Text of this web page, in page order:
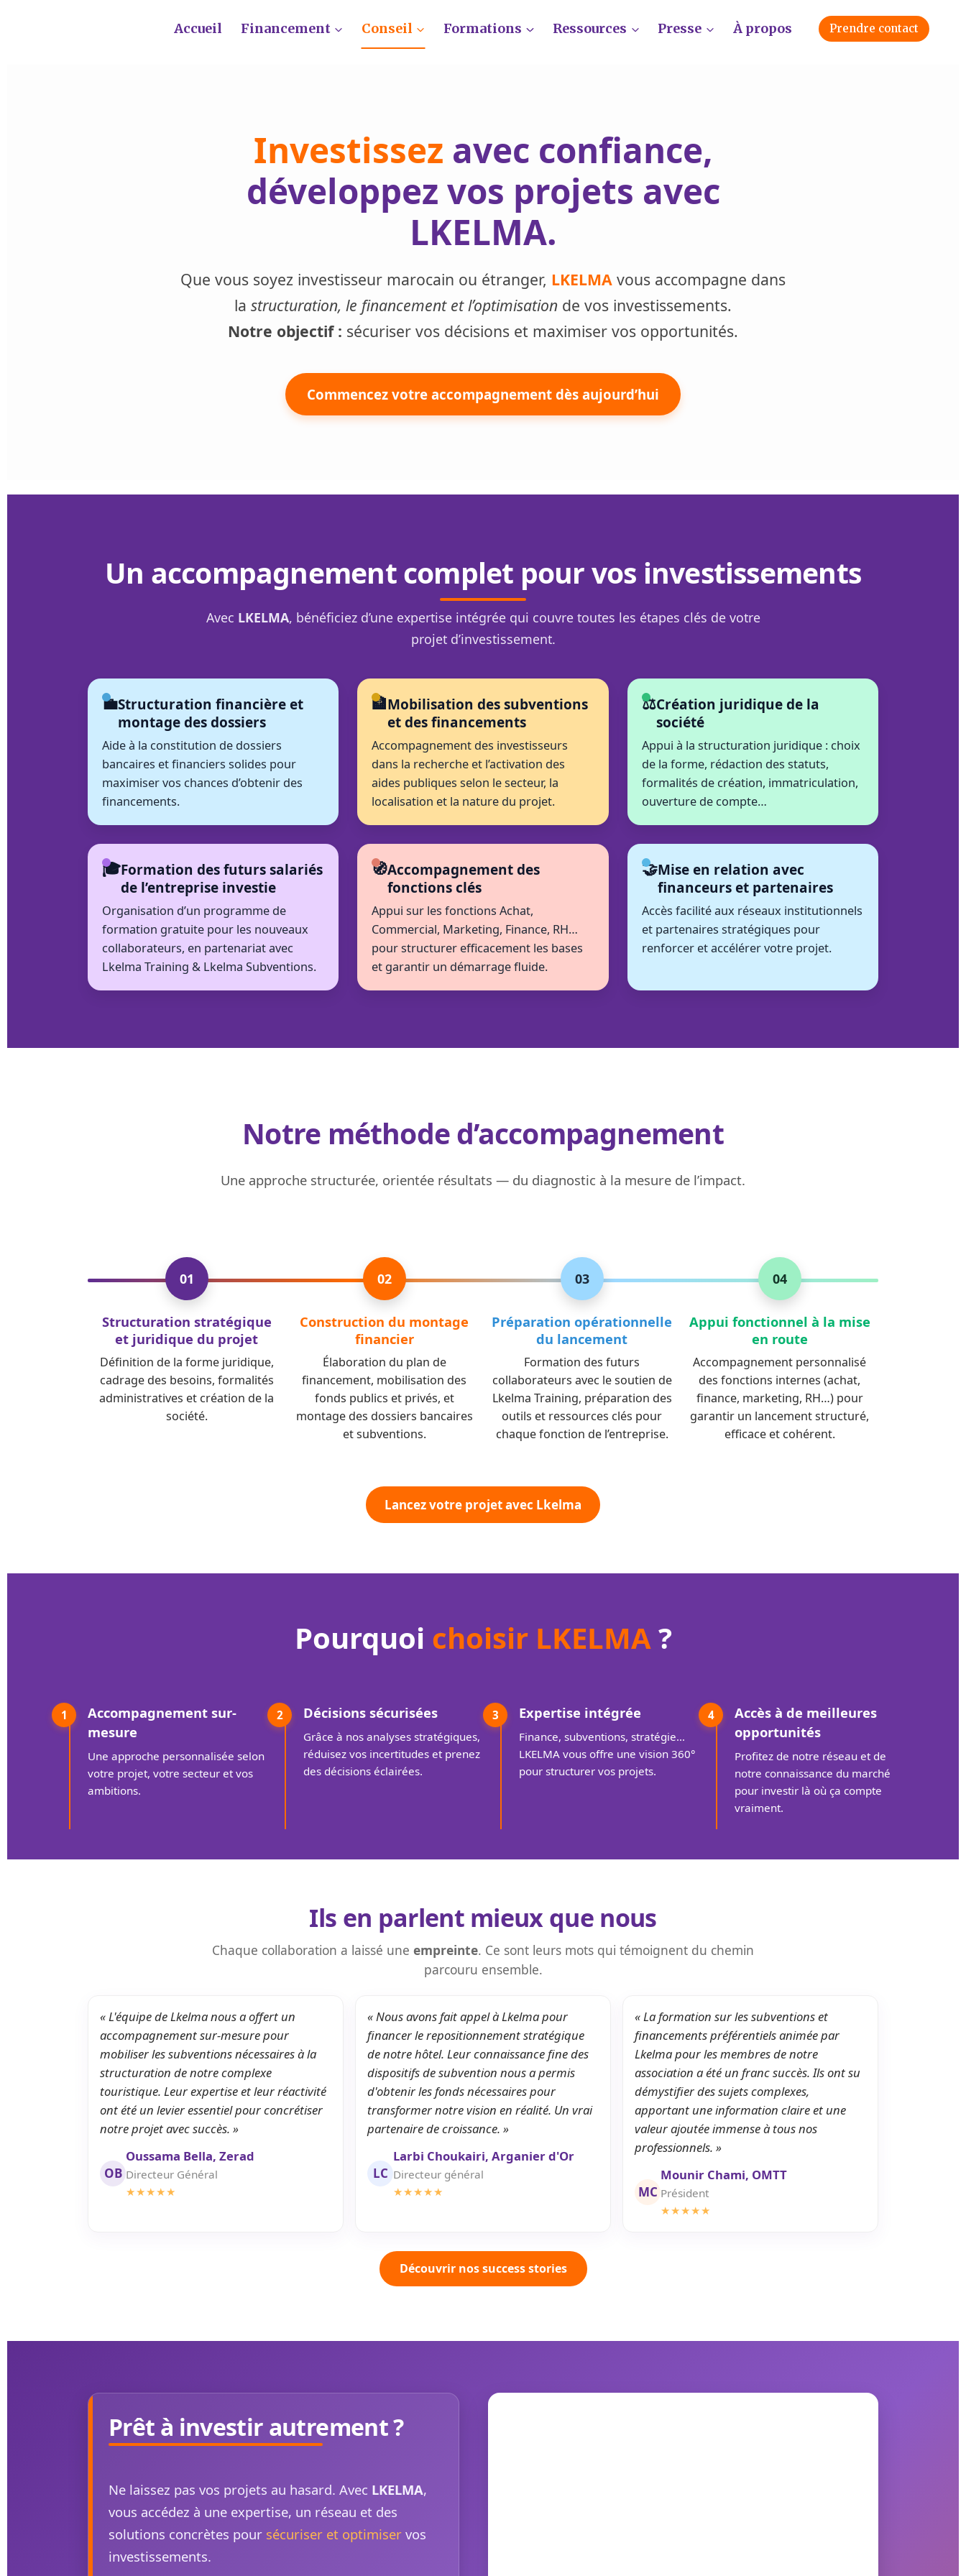
Accueil Financement Conseil Formations Ressources Presse À propos Prendre contact
Investissez avec confiance,
développez vos projets avec
LKELMA.
Que vous soyez investisseur marocain ou étranger, LKELMA vous accompagne dans
la structuration, le financement et l’optimisation de vos investissements.
Notre objectif : sécuriser vos décisions et maximiser vos opportunités.
Commencez votre accompagnement dès aujourd’hui
Un accompagnement complet pour vos investissements
Avec LKELMA, bénéficiez d’une expertise intégrée qui couvre toutes les étapes clés de votre
projet d’investissement.
💼Structuration financière et
montage des dossiers
Aide à la constitution de dossiers
bancaires et financiers solides pour
maximiser vos chances d’obtenir des
financements.
🏦Mobilisation des subventions
et des financements
Accompagnement des investisseurs
dans la recherche et l’activation des
aides publiques selon le secteur, la
localisation et la nature du projet.
⚖️Création juridique de la
société
Appui à la structuration juridique : choix
de la forme, rédaction des statuts,
formalités de création, immatriculation,
ouverture de compte…
🎓Formation des futurs salariés
de l’entreprise investie
Organisation d’un programme de
formation gratuite pour les nouveaux
collaborateurs, en partenariat avec
Lkelma Training & Lkelma Subventions.
🧭Accompagnement des
fonctions clés
Appui sur les fonctions Achat,
Commercial, Marketing, Finance, RH…
pour structurer efficacement les bases
et garantir un démarrage fluide.
🤝Mise en relation avec
financeurs et partenaires
Accès facilité aux réseaux institutionnels
et partenaires stratégiques pour
renforcer et accélérer votre projet.
Notre méthode d’accompagnement
Une approche structurée, orientée résultats — du diagnostic à la mesure de l’impact.
01
Structuration stratégique
et juridique du projet
Définition de la forme juridique,
cadrage des besoins, formalités
administratives et création de la
société.
02
Construction du montage
financier
Élaboration du plan de
financement, mobilisation des
fonds publics et privés, et
montage des dossiers bancaires
et subventions.
03
Préparation opérationnelle
du lancement
Formation des futurs
collaborateurs avec le soutien de
Lkelma Training, préparation des
outils et ressources clés pour
chaque fonction de l’entreprise.
04
Appui fonctionnel à la mise
en route
Accompagnement personnalisé
des fonctions internes (achat,
finance, marketing, RH…) pour
garantir un lancement structuré,
efficace et cohérent.
Lancez votre projet avec Lkelma
Pourquoi choisir LKELMA?
1
Accompagnement sur-
mesure
Une approche personnalisée selon
votre projet, votre secteur et vos
ambitions.
2 Décisions sécurisées
Grâce à nos analyses stratégiques,
réduisez vos incertitudes et prenez
des décisions éclairées.
3 Expertise intégrée
Finance, subventions, stratégie…
LKELMA vous offre une vision 360°
pour structurer vos projets.
4
Accès à de meilleures
opportunités
Profitez de notre réseau et de
notre connaissance du marché
pour investir là où ça compte
vraiment.
Ils en parlent mieux que nous
Chaque collaboration a laissé une empreinte. Ce sont leurs mots qui témoignent du chemin
parcouru ensemble.
« L'équipe de Lkelma nous a offert un
accompagnement sur-mesure pour
mobiliser les subventions nécessaires à la
structuration de notre complexe
touristique. Leur expertise et leur réactivité
ont été un levier essentiel pour concrétiser
notre projet avec succès. »
OB
Oussama Bella, Zerad
Directeur Général
★★★★★
« Nous avons fait appel à Lkelma pour
financer le repositionnement stratégique
de notre hôtel. Leur connaissance fine des
dispositifs de subvention nous a permis
d'obtenir les fonds nécessaires pour
transformer notre vision en réalité. Un vrai
partenaire de croissance. »
LC
Larbi Choukairi, Arganier d'Or
Directeur général
★★★★★
« La formation sur les subventions et
financements préférentiels animée par
Lkelma pour les membres de notre
association a été un franc succès. Ils ont su
démystifier des sujets complexes,
apportant une information claire et une
valeur ajoutée immense à tous nos
professionnels. »
MC
Mounir Chami, OMTT
Président
★★★★★
Découvrir nos success stories
Prêt à investir autrement ?
Ne laissez pas vos projets au hasard. Avec LKELMA,
vous accédez à une expertise, un réseau et des
solutions concrètes pour sécuriser et optimiser vos
investissements.